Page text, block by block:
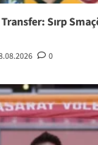
Sırp
0